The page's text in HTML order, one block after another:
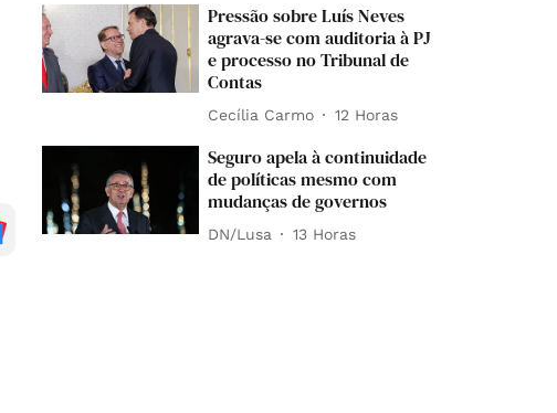
Pressão sobre Luís Neves
agrava-se com auditoria à PJ
e processo no Tribunal de
Contas
Cecília Carmo 12 Horas
Seguro apela à continuidade
de políticas mesmo com
mudanças de governos
DN/Lusa 13 Horas